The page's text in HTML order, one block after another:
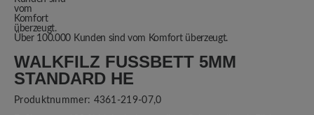
Über 100.000 Kunden sind vom Komfort überzeugt.
WALKFILZ FUSSBETT 5MM S
TANDARD HE
Produktnummer: 4361-219-07,0